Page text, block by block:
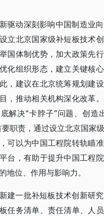
驱动深刻影响中国制造业
立北京国家级补短板技术
国体制优势，加大政策先
化组织形态，建立关键核
，建议在北京统筹规划建
，推动相关机构深化改革
解决“卡脖子”问题、创造
要职责，通过设立北京国家
可以为中国工程院转轨瞄
台，有助于提升中国工程
地位、作用与影响力。
建一批补短板技术创新研究
任务清单、责任清单、人